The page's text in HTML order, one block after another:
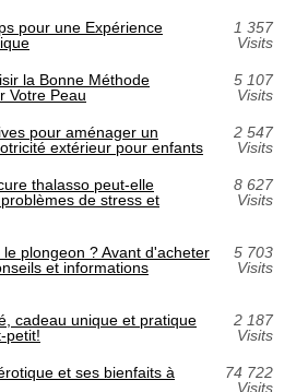
pour une Expérience
1 357
Visits
la Bonne Méthode
Votre Peau
5 107
Visits
pour aménager un
extérieur pour enfants
2 547
Visits
thalasso peut-elle
de stress et
8 627
Visits
plongeon ? Avant d'acheter
et informations
5 703
Visits
cadeau unique et pratique
petit!
2 187
Visits
et ses bienfaits à
74 722
Visits